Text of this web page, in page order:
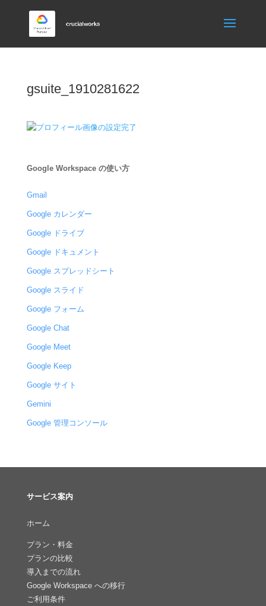
gsuite_1910281622
Google Workspace の使い方
Gmail
Google カレンダー
Google ドライブ
Google ドキュメント
Google スプレッドシート
Google スライド
Google フォーム
Google Chat
Google Meet
Google Keep
Google サイト
Gemini
Google 管理コンソール
サービス案内
ホーム
プラン・料金
プランの比較
導入までの流れ
Google Workspace への移行
ご利用条件